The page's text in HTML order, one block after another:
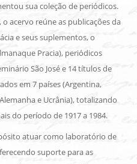
sua coleção de periódicos.
acervo reúne as publicações da
e seus suplementos, o
Pracia), periódicos
São José e 14 títulos de
em 7 países (Argentina,
e Ucrânia), totalizando
do período de 1917 a 1984.
atuar como laboratório de
suporte para as